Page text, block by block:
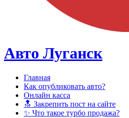
Авто Луганск
Главная
Как опубликовать авто?
Онлайн касса
🔝 Закрепить пост на сайте
✨ Что такое турбо продажа?